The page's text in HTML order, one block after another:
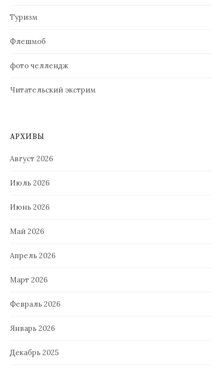
Туризм
Флешмоб
фото челлендж
Читательский экстрим
АРХИВЫ
Август 2026
Июль 2026
Июнь 2026
Май 2026
Апрель 2026
Март 2026
Февраль 2026
Январь 2026
Декабрь 2025